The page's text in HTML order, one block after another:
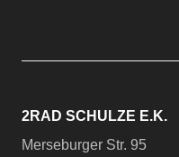
2RAD SCHULZE E.K.
Merseburger Str. 95